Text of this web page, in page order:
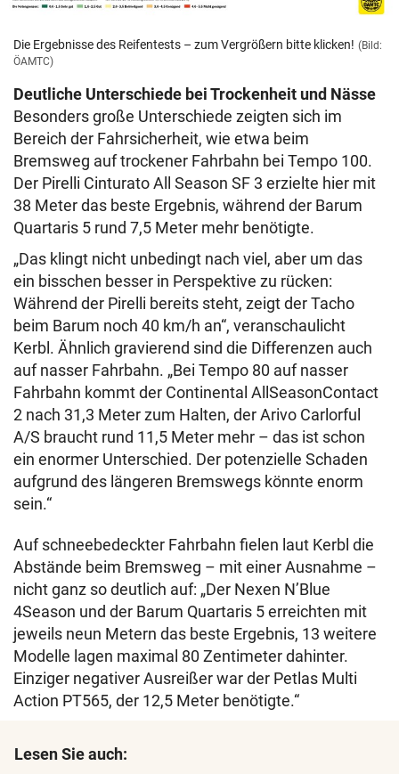
Die Ergebnisse des Reifentests – zum Vergrößern bitte klicken! (Bild:
ÖAMTC)
Deutliche Unterschiede bei Trockenheit und Nässe
Besonders große Unterschiede zeigten sich im
Bereich der Fahrsicherheit, wie etwa beim
Bremsweg auf trockener Fahrbahn bei Tempo 100.
Der Pirelli Cinturato All Season SF 3 erzielte hier mit
38 Meter das beste Ergebnis, während der Barum
Quartaris 5 rund 7,5 Meter mehr benötigte.
„Das klingt nicht unbedingt nach viel, aber um das
ein bisschen besser in Perspektive zu rücken:
Während der Pirelli bereits steht, zeigt der Tacho
beim Barum noch 40 km/h an“, veranschaulicht
Kerbl. Ähnlich gravierend sind die Differenzen auch
auf nasser Fahrbahn. „Bei Tempo 80 auf nasser
Fahrbahn kommt der Continental AllSeasonContact
2 nach 31,3 Meter zum Halten, der Arivo Carlorful
A/S braucht rund 11,5 Meter mehr – das ist schon
ein enormer Unterschied. Der potenzielle Schaden
aufgrund des längeren Bremswegs könnte enorm
sein.“
Auf schneebedeckter Fahrbahn fielen laut Kerbl die
Abstände beim Bremsweg – mit einer Ausnahme –
nicht ganz so deutlich auf: „Der Nexen N’Blue
4Season und der Barum Quartaris 5 erreichten mit
jeweils neun Metern das beste Ergebnis, 13 weitere
Modelle lagen maximal 80 Zentimeter dahinter.
Einziger negativer Ausreißer war der Petlas Multi
Action PT565, der 12,5 Meter benötigte.“
Lesen Sie auch: